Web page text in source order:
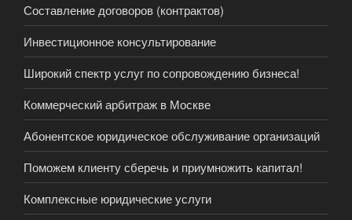
Составление договоров (контрактов)
Инвестиционное консультирование
Широкий спектр услуг по сопровождению бизнеса!
Коммерческий арбитраж в Москве
Абонентское юридическое обслуживание организаций
Поможем клиенту сберечь и приумножить капитал!
Комплексные юридические услуги